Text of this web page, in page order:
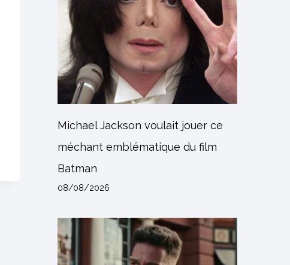
Michael Jackson voulait jouer ce
méchant emblématique du film
Batman
08/08/2026